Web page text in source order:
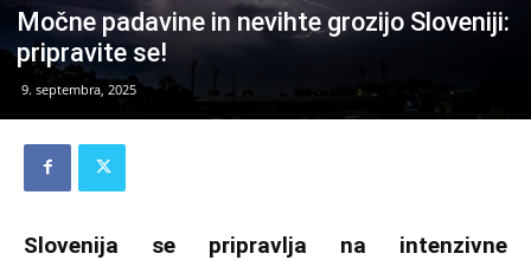
Močne padavine in nevihte grozijo Sloveniji:
pripravite se!
9. septembra, 2025
Slovenija se pripravlja na intenzivne